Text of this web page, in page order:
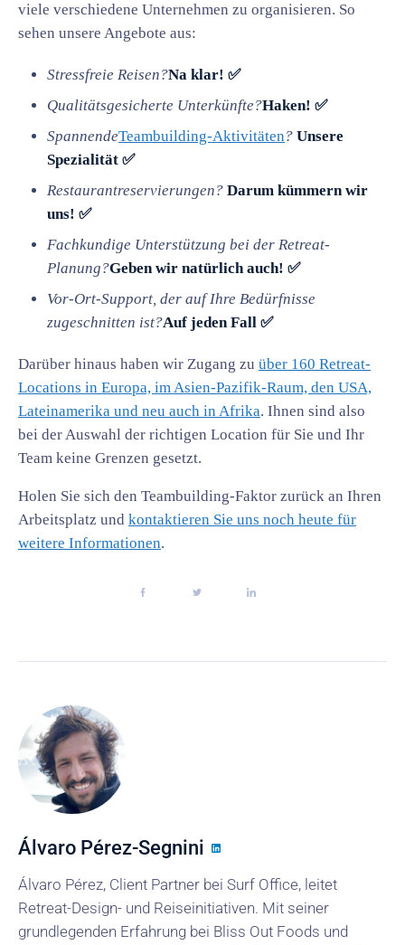
viele verschiedene Unternehmen zu organisieren. So
sehen unsere Angebote aus:
Stressfreie Reisen?Na klar! ✅
Qualitätsgesicherte Unterkünfte?Haken! ✅
SpannendeTeambuilding-Aktivitäten? Unsere
Spezialität ✅
Restaurantreservierungen? Darum kümmern wir
uns! ✅
Fachkundige Unterstützung bei der Retreat-
Planung?Geben wir natürlich auch! ✅
Vor-Ort-Support, der auf Ihre Bedürfnisse
zugeschnitten ist?Auf jeden Fall ✅
Darüber hinaus haben wir Zugang zu über 160 Retreat-
Locations in Europa, im Asien-Pazifik-Raum, den USA,
Lateinamerika und neu auch in Afrika. Ihnen sind also
bei der Auswahl der richtigen Location für Sie und Ihr
Team keine Grenzen gesetzt.
Holen Sie sich den Teambuilding-Faktor zurück an Ihren
Arbeitsplatz und kontaktieren Sie uns noch heute für
weitere Informationen.
Álvaro Pérez-Segnini
Álvaro Pérez, Client Partner bei Surf Office, leitet
Retreat-Design- und Reiseinitiativen. Mit seiner
grundlegenden Erfahrung bei Bliss Out Foods und